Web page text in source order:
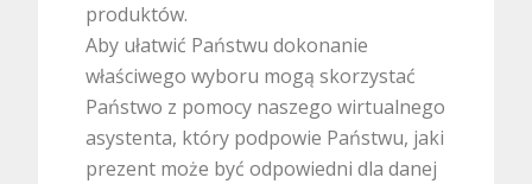
produktów.
Aby ułatwić Państwu dokonanie
właściwego wyboru mogą skorzystać
Państwo z pomocy naszego wirtualnego
asystenta, który podpowie Państwu, jaki
prezent może być odpowiedni dla danej